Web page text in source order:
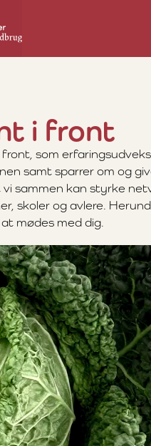
i front
som
samt sparrer om og
vi sammen kan styrke
skoler og avlere.
mødes med dig.